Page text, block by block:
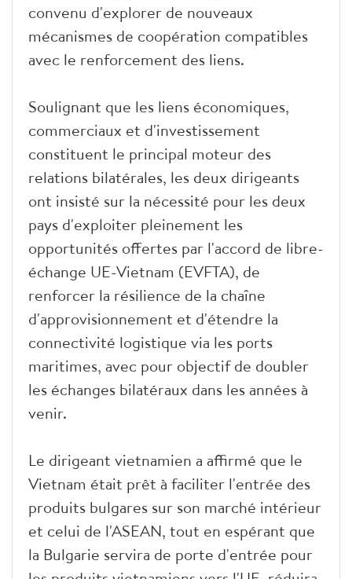
convenu d'explorer de nouveaux
mécanismes de coopération compatibles
avec le renforcement des liens.
Soulignant que les liens économiques,
commerciaux et d'investissement
constituent le principal moteur des
relations bilatérales, les deux dirigeants
ont insisté sur la nécessité pour les deux
pays d'exploiter pleinement les
opportunités offertes par l'accord de libre-
échange UE-Vietnam (EVFTA), de
renforcer la résilience de la chaîne
d'approvisionnement et d'étendre la
connectivité logistique via les ports
maritimes, avec pour objectif de doubler
les échanges bilatéraux dans les années à
venir.
Le dirigeant vietnamien a affirmé que le
Vietnam était prêt à faciliter l'entrée des
produits bulgares sur son marché intérieur
et celui de l'ASEAN, tout en espérant que
la Bulgarie servira de porte d'entrée pour